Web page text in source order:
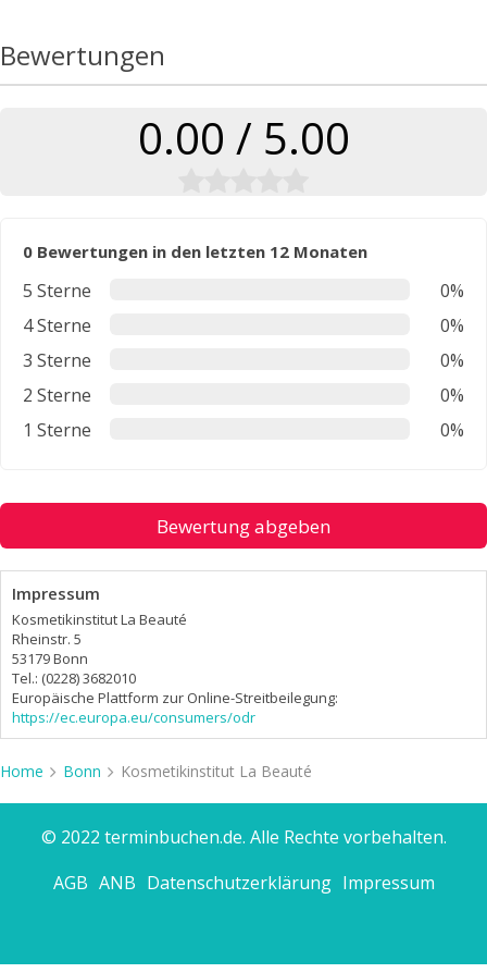
Bewertungen
0.00 / 5.00
0 Bewertungen in den letzten 12 Monaten
5 Sterne
0%
4 Sterne
0%
3 Sterne
0%
2 Sterne
0%
1 Sterne
0%
Bewertung abgeben
Impressum
Kosmetikinstitut La Beauté
Rheinstr. 5
53179 Bonn
Tel.: (0228) 3682010
Europäische Plattform zur Online-Streitbeilegung:
https://ec.europa.eu/consumers/odr
Home Bonn Kosmetikinstitut La Beauté
© 2022 terminbuchen.de. Alle Rechte vorbehalten.
AGB ANB Datenschutzerklärung Impressum